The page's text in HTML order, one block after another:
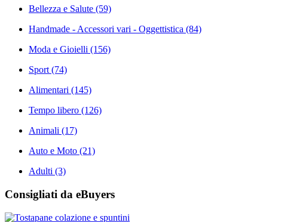
Bellezza e Salute (59)
Handmade - Accessori vari - Oggettistica (84)
Moda e Gioielli (156)
Sport(74)
Alimentari (145)
Tempo libero (126)
Animali (17)
Auto e Moto (21)
Adulti (3)
Consigliati da eBuyers